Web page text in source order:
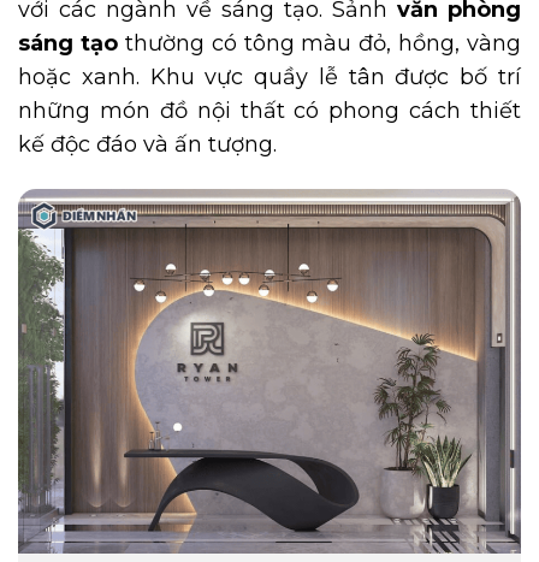
với các ngành về sáng tạo. Sảnh văn phòng
sáng tạothường có tông màu đỏ, hồng, vàng
hoặc xanh. Khu vực quầy lễ tân được bố trí
những món đồ nội thất có phong cách thiết
kế độc đáo và ấn tượng.